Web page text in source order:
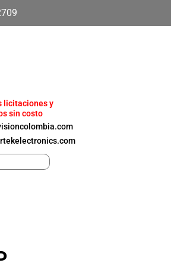
licitaciones y
sin costo